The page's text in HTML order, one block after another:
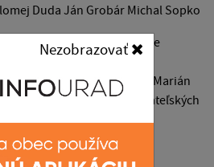
Nezobrazovať
Duda Ján Grobár Michal Sopko
1989 začína rozmáhanie
našej obci bola zriadená
ktorej majiteľom je Ing. Marián
niekoľko menších podnikateľských